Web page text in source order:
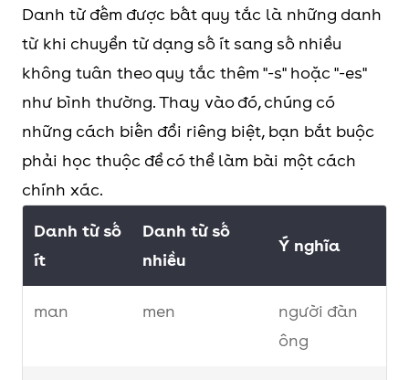
Danh từ tận
cùng là “-y”
Nếu trước “-
y” là phụ
âm: đổi
thành “-ies”
Nếu trước “-
y” là
thêm “-s”
country →
countries
baby →
babies
boy → boys
bookshelves
leaf →
Danh từ đếm được bất quy tắc là những danh
từ khi chuyển từ dạng số ít sang số nhiều
không tuân theo quy tắc thêm "-s" hoặc "-es"
như bình thường. Thay vào đó, chúng có
những cách biến đổi riêng biệt, bạn bắt buộc
phải học thuộc để có thể làm bài một cách
chính xác.
Danh từ số
ít
Danh từ số
nhiều
Ý nghĩa
man men
người đàn
ông